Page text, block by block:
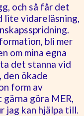
och så får det
lite vidareläsning,
bli mer
om mina egna
det stanna vid
den ökade
form av
göra MER,
jag kan hjälpa till.